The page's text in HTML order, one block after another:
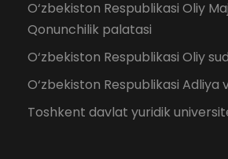
O‘zbekiston Respublikasi Oliy
Qonunchilik palatasi
O‘zbekiston Respublikasi Oliy
O‘zbekiston Respublikasi Adliya
Toshkent davlat yuridik